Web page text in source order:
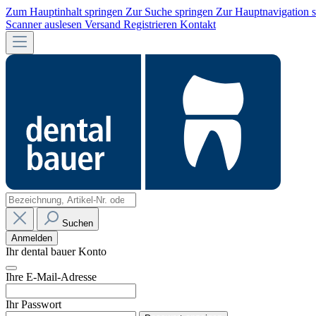
Zum Hauptinhalt springen Zur Suche springen Zur Hauptnavigation
Scanner auslesen Versand Registrieren Kontakt
Suchen
Anmelden
Ihr dental bauer Konto
Ihre E-Mail-Adresse
Ihr Passwort